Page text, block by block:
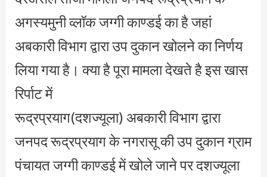
अगस्यमुनी व्लॉक जग्गी काण्डई का है जहां
अबकारी विभाग द्वारा उप दुकान खोलने का निर्णय
लिया गया है। क्या है पूरा मामला देखते है इस खास
रिर्पाट में
रूद्रप्रयाग(दशज्यूला) अबकारी विभाग द्वारा
जनपद रूद्रप्रयाग के नगरासू की उप दुकान ग्राम
पंचायत जग्गी काण्डई में खोले जाने पर दशज्यूला